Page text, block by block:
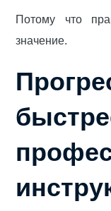
Потому что
значение.